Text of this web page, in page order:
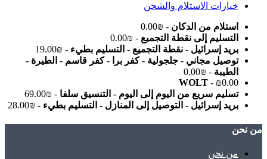
خيارات الاستلام والشحن
استلام من الدكان - ₪0.00
التسليم إلى نقطة التجميع - ₪0.00
بريد إسرائيل - نقطة التجميع - التسليم بطيء - ₪19.00
توصيل مجاني - جلجولية - كفر برا - كفر قاسم - الطيرة -
الطيبة - ₪0.00
WOLT - ₪0.00
تسليم سريع من اليوم إلى اليوم - التنسيق سلفا - ₪69.00
بريد إسرائيل - التوصيل إلى المنازل - التسليم بطيء - ₪28.00
ﻣﻦ ﻧﺤﻦ
ﻣﻦ ﻧﺤﻦ